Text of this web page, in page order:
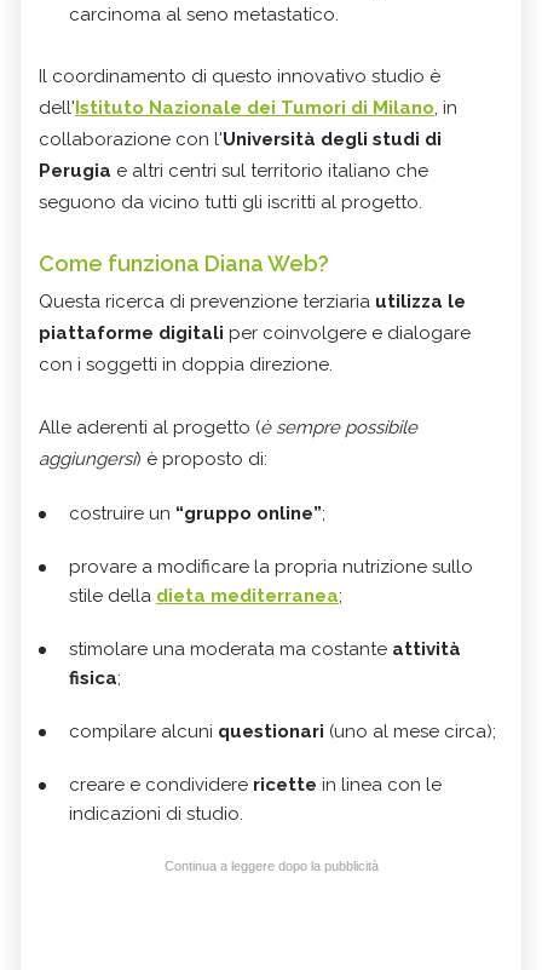
carcinoma al seno metastatico.
Il coordinamento di questo innovativo studio è
dell'Istituto Nazionale dei Tumori di Milano, in
collaborazione con l'Università degli studi di
Perugia e altri centri sul territorio italiano che
seguono da vicino tutti gli iscritti al progetto.
Come funziona Diana Web?
Questa ricerca di prevenzione terziaria utilizza le
piattaforme digitali per coinvolgere e dialogare
con i soggetti in doppia direzione.
Alle aderenti al progetto (è sempre possibile
aggiungersi) è proposto di:
costruire un “gruppo online”;
provare a modificare la propria nutrizione sullo
stile della dieta mediterranea;
stimolare una moderata ma costante attività
fisica;
compilare alcuni questionari (uno al mese circa);
creare e condividere ricette in linea con le
indicazioni di studio.
Continua a leggere dopo la pubblicità